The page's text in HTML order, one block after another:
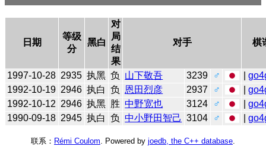
日期
等级
分
黑白
对
局
结
果
对手 棋
1997-10-28 2935 执黑 负 山下敬吾 3239 ♂ |
1992-10-19 2946 执白 负 恩田烈彦 2937 ♂ |
1992-10-12 2946 执黑 胜 中野宽也 3124 ♂ |
1990-09-18 2945 执白 负 中小野田智己 3104 ♂ |
联系： Rémi Coulom . Powered by joedb, the C++ database